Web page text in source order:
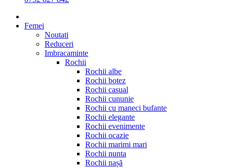
Femei
Noutati
Reduceri
Imbracaminte
Rochii
Rochii albe
Rochii botez
Rochii casual
Rochii cununie
Rochii cu maneci bufante
Rochii elegante
Rochii evenimente
Rochii ocazie
Rochii marimi mari
Rochii nunta
Rochii nașă